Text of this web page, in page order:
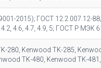
2015); ГОСТ 12.2.007.12-
4.6, 4.7, 4.9, 5; ГОСТ Р МЭК
280, Kenwood TK-285,
TK-480, Kenwood TK-